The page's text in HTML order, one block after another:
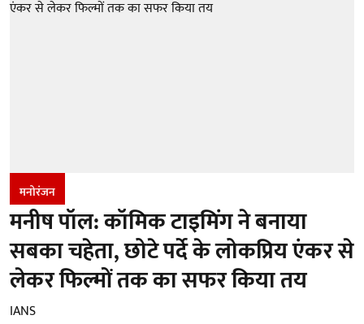
मनोरंजन
मनीष पॉल: कॉमिक टाइमिंग ने बनाया
सबका चहेता, छोटे पर्दे के लोकप्रिय एंकर से
लेकर फिल्मों तक का सफर किया तय
IANS